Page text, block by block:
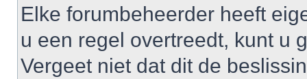
Elke forumbeheerder heeft
u een regel overtreedt, kunt u
Vergeet niet dat dit de